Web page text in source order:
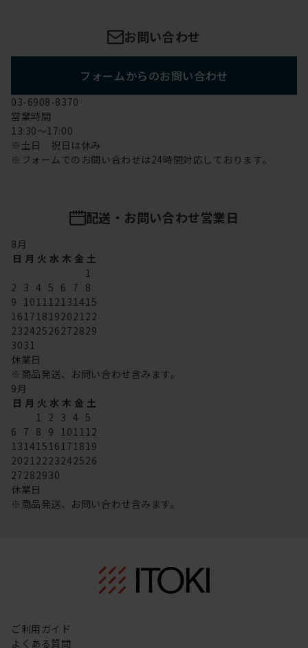
お問い合わせ
フォームからのお問い合わせ
03-6908-8370
営業時間
13:30～17:00
※土日 祝日は休み
※フォームでのお問い合わせは24時間対応しております。
配送・お問い合わせ営業日
8月
日 月 火 水 木 金 土
1
2 3 4 5 6 7 8
9 101112131415
16171819202122
23242526272829
3031
休業日
※商品発送、お問い合わせ含みます。
9月
日 月 火 水 木 金 土
1 2 3 4 5
6 7 8 9 101112
13141516171819
20212223242526
27282930
休業日
※商品発送、お問い合わせ含みます。
ご利用ガイド
よくある質問